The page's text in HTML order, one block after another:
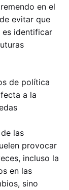
en el
evitar que
es identificar
de política
a la
las
provocar
incluso la
en las
sino